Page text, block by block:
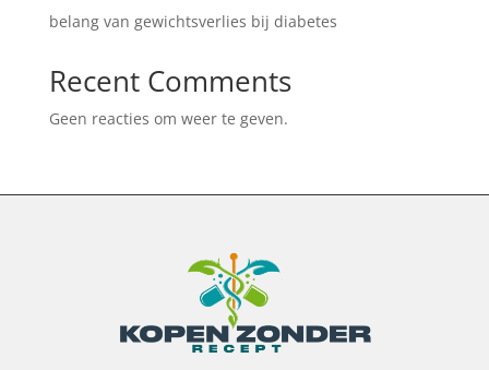
belang van gewichtsverlies bij diabetes
Recent Comments
Geen reacties om weer te geven.